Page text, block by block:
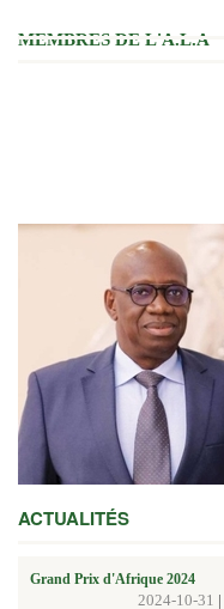
MEMBRES DE L'A.L.A
ACTUALITÉS
Grand Prix d'Afrique 2024
2024-10-31 |